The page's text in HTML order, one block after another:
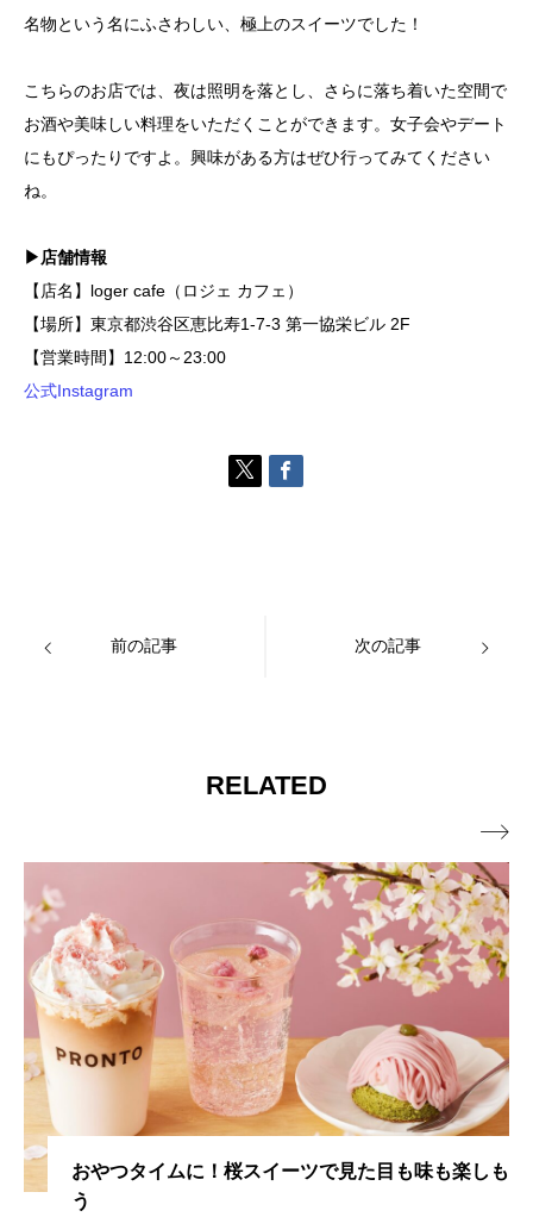
名物という名にふさわしい、極上のスイーツでした！
こちらのお店では、夜は照明を落とし、さらに落ち着いた空間で
お酒や美味しい料理をいただくことができます。女子会やデート
にもぴったりですよ。興味がある方はぜひ行ってみてください
ね。
▶店舗情報
【店名】loger cafe（ロジェ カフェ）
【場所】東京都渋谷区恵比寿1-7-3 第一協栄ビル 2F
【営業時間】12:00～23:00
公式Instagram
前の記事 次の記事
RELATED
「なんてことをするんだ……」と絶望を浮かべるお
顔が話題！ネコちゃんに一体何が！？
